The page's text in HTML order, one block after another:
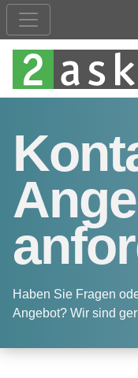
Haben Sie Fragen
Angebot? Wir sind